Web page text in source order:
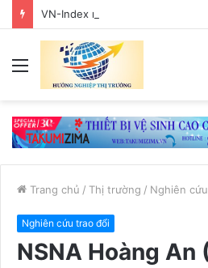
Trang chủ / Thị trường / Nghiên
Nghiên cứu trao đổi
NSNA Hoàng An